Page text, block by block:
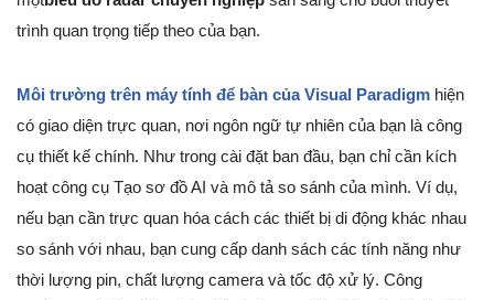
trình quan trọng tiếp theo của bạn.
Môi trường trên máy tính để bàn của Visual Paradigm hiện
có giao diện trực quan, nơi ngôn ngữ tự nhiên của bạn là công
cụ thiết kế chính. Như trong cài đặt ban đầu, bạn chỉ cần kích
hoạt công cụ Tạo sơ đồ AI và mô tả so sánh của mình. Ví dụ,
nếu bạn cần trực quan hóa cách các thiết bị di động khác nhau
so sánh với nhau, bạn cung cấp danh sách các tính năng như
thời lượng pin, chất lượng camera và tốc độ xử lý. Công